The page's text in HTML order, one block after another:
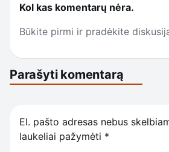
Kol kas komentarų nėra.
Būkite pirmi ir pradėkite
Parašyti komentarą
El. pašto adresas nebus
laukeliai pažymėti *